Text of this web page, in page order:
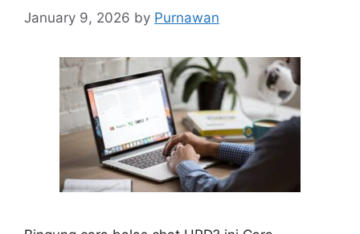
January 9, 2026 by Purnawan